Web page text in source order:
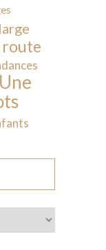
route
Une